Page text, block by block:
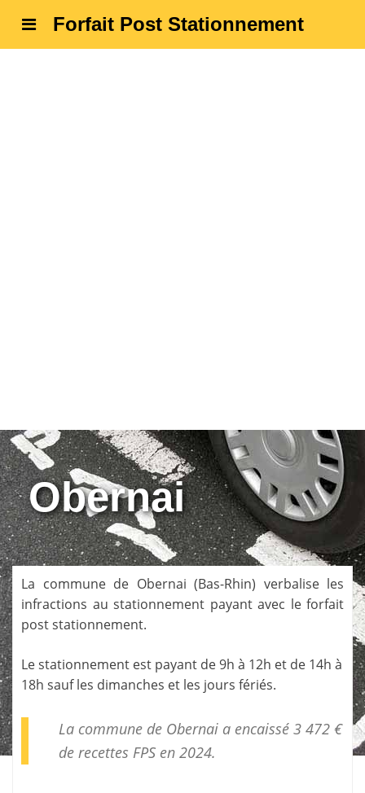
Forfait Post Stationnement
Obernai
La commune de Obernai (Bas-Rhin) verbalise les
infractions au stationnement payant avec le forfait
post stationnement.
Le stationnement est payant de 9h à 12h et de 14h à
18h sauf les dimanches et les jours fériés.
La commune de Obernai a encaissé 3 472 €
de recettes FPSen 2024.